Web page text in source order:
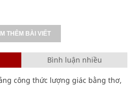
THÊM BÀI VIẾT
Bình luận nhiều
công thức lượng giác bằng thơ,